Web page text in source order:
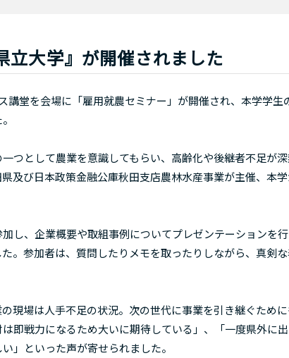
立大学』が開催されました
堂を会場に「雇用就農セミナー」が開催され、本学学生
つとして農業を意識してもらい、高齢化や後継者不足が
及び日本政策金融公庫秋田支店農林水産事業が主催、本
し、企業概要や取組事例についてプレゼンテーションを
。参加者は、質問したりメモを取ったりしながら、真剣
現場は人手不足の状況。次の世代に事業を引き継ぐため
即戦力になるため大いに期待している」、「一度県外に
」といった声が寄せられました。